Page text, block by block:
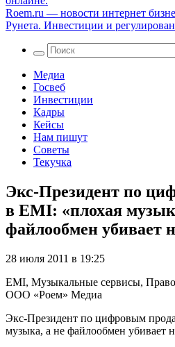
Roem.ru — новости интернет
Рунета. Инвестиции и
Медиа
Госвеб
Инвестиции
Кадры
Кейсы
Нам пишут
Советы
Текучка
Экс-Президент по
в EMI: «плохая
файлообмен убивает
28 июля 2011 в 19:25
EMI, Музыкальные сервисы,
ООО «Роем» Медиа
Экс-Президент по цифровым
музыка, а не файлообмен убивает